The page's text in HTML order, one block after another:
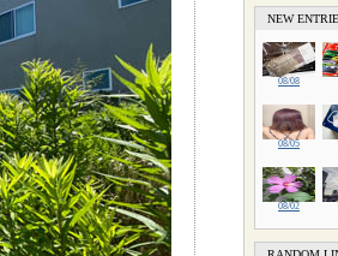
NEW
08/08
08/05
08/02